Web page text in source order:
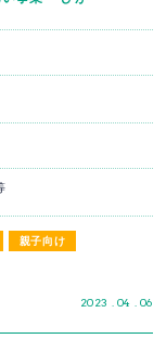
親子向け
2023 . 04 . 06